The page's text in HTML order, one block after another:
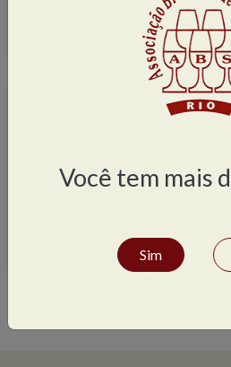
Área de atuação
Hotel ou pousada
Você tem mais
Sim